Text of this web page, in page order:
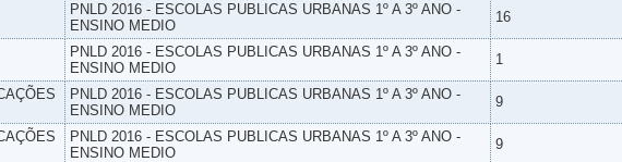
PNLD 2016 - ESCOLAS PUBLICAS URBANAS 1º A 3º ANO -
ENSINO MEDIO
16
PNLD 2016 - ESCOLAS PUBLICAS URBANAS 1º A 3º ANO -
ENSINO MEDIO
1
PNLD 2016 - ESCOLAS PUBLICAS URBANAS 1º A 3º ANO -
ENSINO MEDIO
9
PNLD 2016 - ESCOLAS PUBLICAS URBANAS 1º A 3º ANO -
ENSINO MEDIO
9